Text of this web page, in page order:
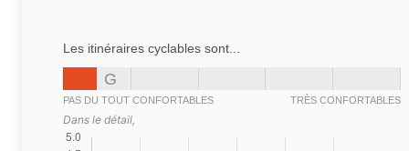
Les itinéraires cyclables sont...
G
PAS DU TOUT CONFORTABLES TRÈS CONFORTABLES
Dans le détail,